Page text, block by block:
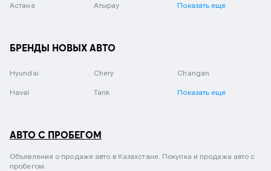
Астана Атырау Показать еще
БРЕНДЫ НОВЫХ АВТО
Hyundai Chery Changan
Haval Tank Показать еще
АВТО С ПРОБЕГОМ
Объявления о продаже авто в Казахстане. Покупка и продажа авто с
пробегом.